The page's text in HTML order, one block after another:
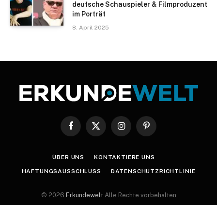
deutsche Schauspieler & Filmproduzent
im Porträt
8. April 2025
Facebook
X
InstagramPinterest
ÜBER UNS KONTAKTIERE UNS
HAFTUNGSAUSSCHLUSS DATENSCHUTZRICHTLINIE
© 2026 Erkundewelt Alle Rechte vorbehalten